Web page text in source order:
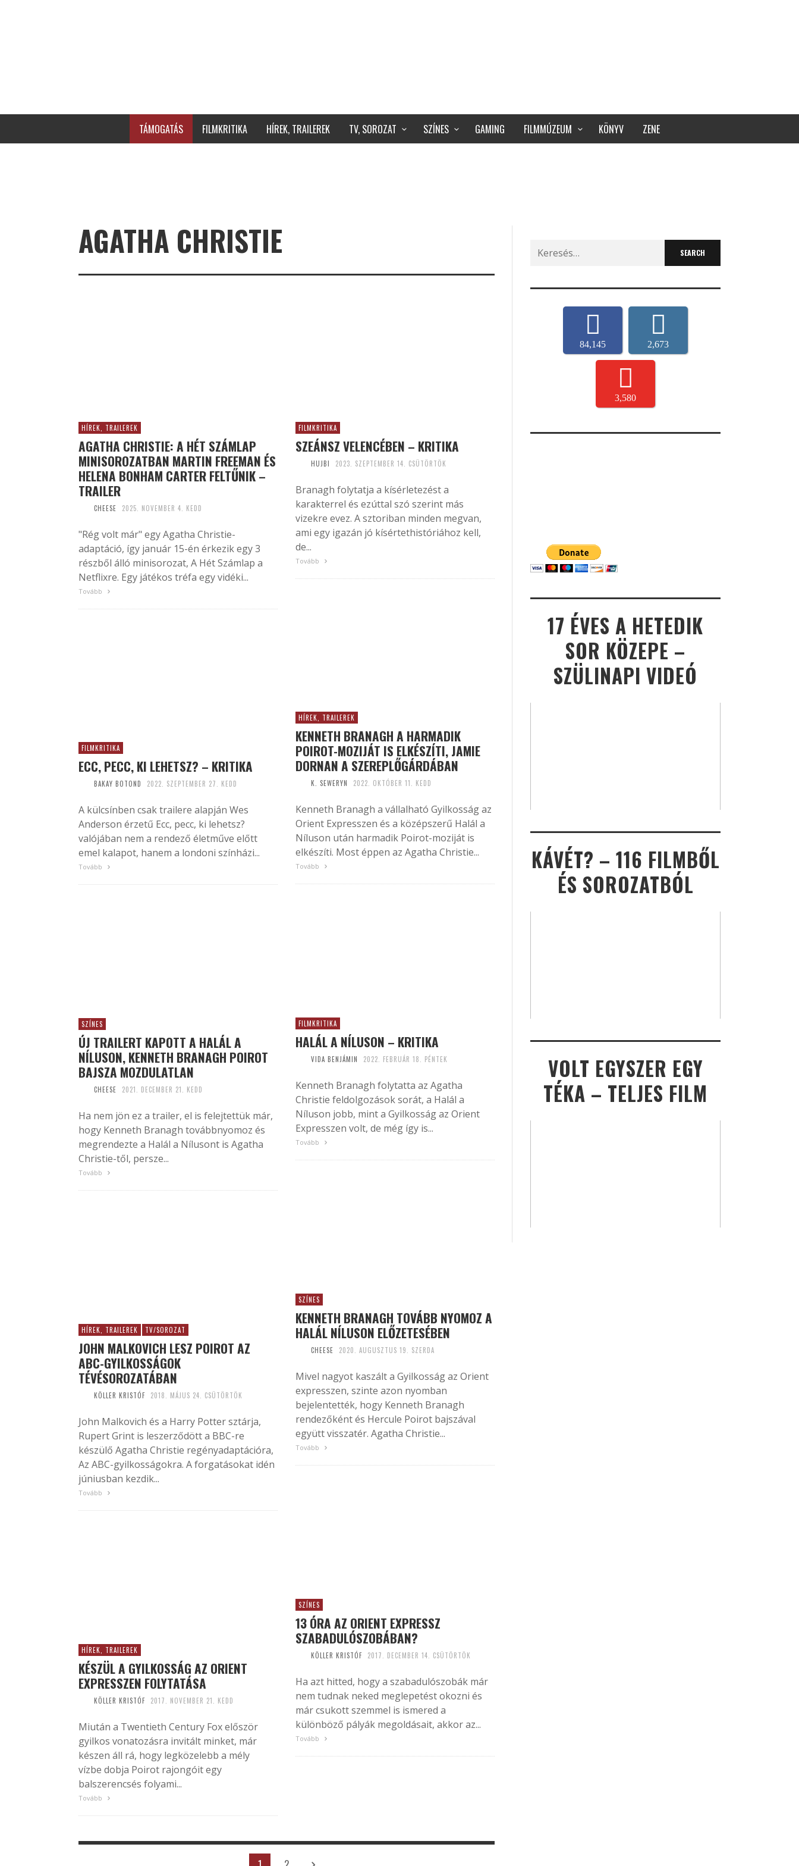
TÁMOGATÁS FILMKRITIKA HÍREK, TRAILEREK TV, SOROZAT SZÍNES GAMING FILMMÚZEUM KÖNYV ZENE
AGATHA CHRISTIE
HÍREK, TRAILEREK
AGATHA CHRISTIE: A HÉT SZÁMLAP
MINISOROZATBAN MARTIN FREEMAN ÉS
HELENA BONHAM CARTER FELTŰNIK –
TRAILER
CHEESE 2025. NOVEMBER 4. KEDD
"Rég volt már" egy Agatha Christie-
adaptáció, így január 15-én érkezik egy 3
részből álló minisorozat, A Hét Számlap a
Netflixre. Egy játékos tréfa egy vidéki...
Tovább
FILMKRITIKA
SZEÁNSZ VELENCÉBEN – KRITIKA
HUJBI 2023. SZEPTEMBER 14. CSÜTÖRTÖK
Branagh folytatja a kísérletezést a
karakterrel és ezúttal szó szerint más
vizekre evez. A sztoriban minden megvan,
ami egy igazán jó kísértethistóriához kell,
de...
Tovább
HÍREK, TRAILEREK
KENNETH BRANAGH A HARMADIK
POIROT-MOZIJÁT IS ELKÉSZÍTI, JAMIE
DORNAN A SZEREPLŐGÁRDÁBAN
K. SEWERYN 2022. OKTÓBER 11. KEDD
Kenneth Branagh a vállalható Gyilkosság az
Orient Expresszen és a középszerű Halál a
Níluson után harmadik Poirot-moziját is
elkészíti. Most éppen az Agatha Christie...
Tovább
FILMKRITIKA
ECC, PECC, KI LEHETSZ? – KRITIKA
BAKAY BOTOND 2022. SZEPTEMBER 27. KEDD
A külcsínben csak trailere alapján Wes
Anderson érzetű Ecc, pecc, ki lehetsz?
valójában nem a rendező életműve előtt
emel kalapot, hanem a londoni színházi...
Tovább
FILMKRITIKA
HALÁL A NÍLUSON – KRITIKA
VIDA BENJÁMIN 2022. FEBRUÁR 18. PÉNTEK
Kenneth Branagh folytatta az Agatha
Christie feldolgozások sorát, a Halál a
Níluson jobb, mint a Gyilkosság az Orient
Expresszen volt, de még így is...
Tovább
SZÍNES
ÚJ TRAILERT KAPOTT A HALÁL A
NÍLUSON, KENNETH BRANAGH POIROT
BAJSZA MOZDULATLAN
CHEESE 2021. DECEMBER 21. KEDD
Ha nem jön ez a trailer, el is felejtettük már,
hogy Kenneth Branagh továbbnyomoz és
megrendezte a Halál a Nílusont is Agatha
Christie-től, persze...
Tovább
SZÍNES
KENNETH BRANAGH TOVÁBB NYOMOZ A
HALÁL NÍLUSON ELŐZETESÉBEN
CHEESE 2020. AUGUSZTUS 19. SZERDA
Mivel nagyot kaszált a Gyilkosság az Orient
expresszen, szinte azon nyomban
bejelentették, hogy Kenneth Branagh
rendezőként és Hercule Poirot bajszával
együtt visszatér. Agatha Christie...
Tovább
HÍREK, TRAILEREK TV/SOROZAT
JOHN MALKOVICH LESZ POIROT AZ
ABC-GYILKOSSÁGOK
TÉVÉSOROZATÁBAN
KÖLLER KRISTÓF 2018. MÁJUS 24. CSÜTÖRTÖK
John Malkovich és a Harry Potter sztárja,
Rupert Grint is leszerződött a BBC-re
készülő Agatha Christie regényadaptációra,
Az ABC-gyilkosságokra. A forgatásokat idén
júniusban kezdik...
Tovább
SZÍNES
13 ÓRA AZ ORIENT EXPRESSZ
SZABADULÓSZOBÁBAN?
KÖLLER KRISTÓF 2017. DECEMBER 14. CSÜTÖRTÖK
Ha azt hitted, hogy a szabadulószobák már
nem tudnak neked meglepetést okozni és
már csukott szemmel is ismered a
különböző pályák megoldásait, akkor az...
Tovább
HÍREK, TRAILEREK
KÉSZÜL A GYILKOSSÁG AZ ORIENT
EXPRESSZEN FOLYTATÁSA
KÖLLER KRISTÓF 2017. NOVEMBER 21. KEDD
Miután a Twentieth Century Fox először
gyilkos vonatozásra invitált minket, már
készen áll rá, hogy legközelebb a mély
vízbe dobja Poirot rajongóit egy
balszerencsés folyami...
Tovább
Search
for:
84,145 2,673
3,580
17 ÉVES A HETEDIK
SOR KÖZEPE –
SZÜLINAPI VIDEÓ
KÁVÉT? – 116 FILMBŐL
ÉS SOROZATBÓL
VOLT EGYSZER EGY
TÉKA – TELJES FILM